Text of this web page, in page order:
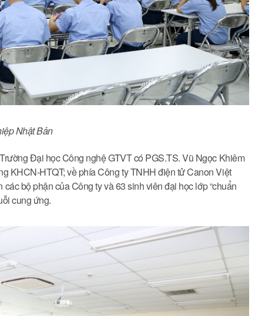
Nhật Bản
Đại học Công nghệ GTVT có PGS.TS. Vũ Ngọc Khiêm
KHCN-HTQT; về phía Công ty TNHH điện tử Canon Việt
bộ phận của Công ty và 63 sinh viên đại học lớp “chuẩn
cung ứng.